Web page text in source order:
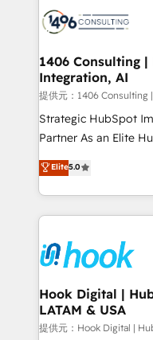
Onboarding - Data Migration & Integrations -
Revenue Operations
Outbound Marketing
Design & Development We empower our
reach their full
relationship-driven support. With over
technical know-how
need to succeed.
1406 Consulting
Integration, AI
提供元：1406
Strategic HubSpot
Partner As an Elite HubSpot Partner, 1406 Consulting
helps mid-market
they sell, market,
HubSpot—we teach
to help you keep winning. What We
Data & Content 📈
Revenue Team
Agent Creation 🔄
Migration Why 1406 We become part of your team.
Your team learns
Elite5.0
Hook Digital |
LATAM & USA
提供元：Hook Digital |